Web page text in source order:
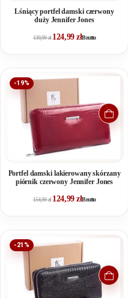
Lśniący portfel damski czerwony
duży Jennifer Jones
139,99zł 124,99złBrutto
-19%
Portfel damski lakierowany skórzany
piórnik czerwony Jennifer Jones
154,99zł 124,99złBrutto
-21%